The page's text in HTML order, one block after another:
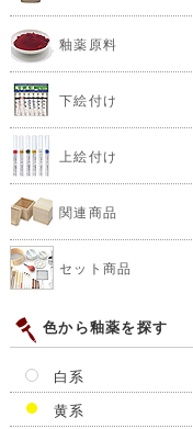
釉薬原料
下絵付け
上絵付け
関連商品
セット商品
色から釉薬を探す
白系
黄系